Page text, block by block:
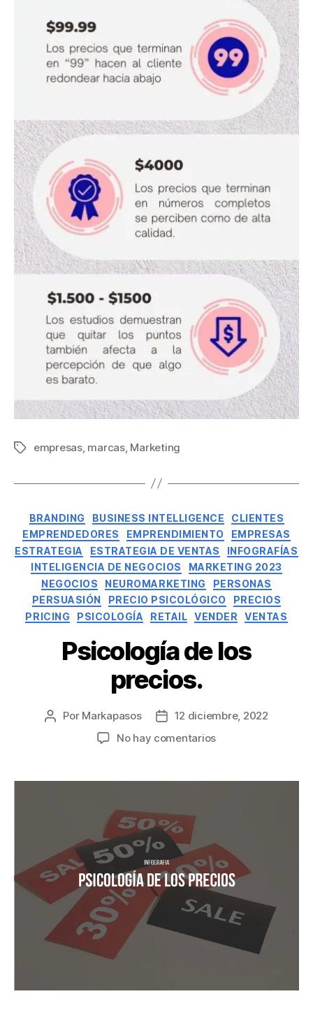
empresas, marcas, Marketing
BRANDING BUSINESS INTELLIGENCE
CLIENTES
EMPRENDEDORES
EMPRENDIMIENTO
EMPRESAS
ESTRATEGIA
ESTRATEGIA DE VENTAS
INFOGRAFÍAS
INTELIGENCIA DE NEGOCIOS
MARKETING 2023
NEGOCIOS
NEUROMARKETING
PERSONAS
PERSUASIÓN
PRECIO PSICOLÓGICO
PRECIOS
PRICING
PSICOLOGÍA RETAIL VENDER VENTAS
Psicología de los
precios.
Por Markapasos
12 diciembre, 2022
No hay comentarios